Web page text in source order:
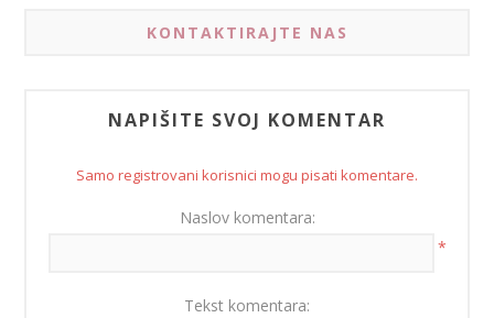
KONTAKTIRAJTE NAS
NAPIŠITE SVOJ KOMENTAR
Samo registrovani korisnici mogu pisati komentare.
Naslov komentara:
*
Tekst komentara: